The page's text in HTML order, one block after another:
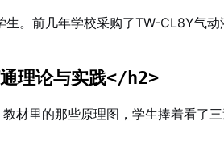
。前几年学校采购了TW-CL8Y气
理论与实践</h2>
材里的那些原理图，学生捧着看